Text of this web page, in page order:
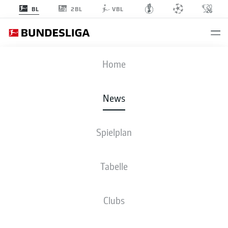
BL 2BL VBL
Home
News
Spielplan
Tabelle
Clubs
Cedric Itten geht in die Bundesliga- © IMAGO / Shutterstock